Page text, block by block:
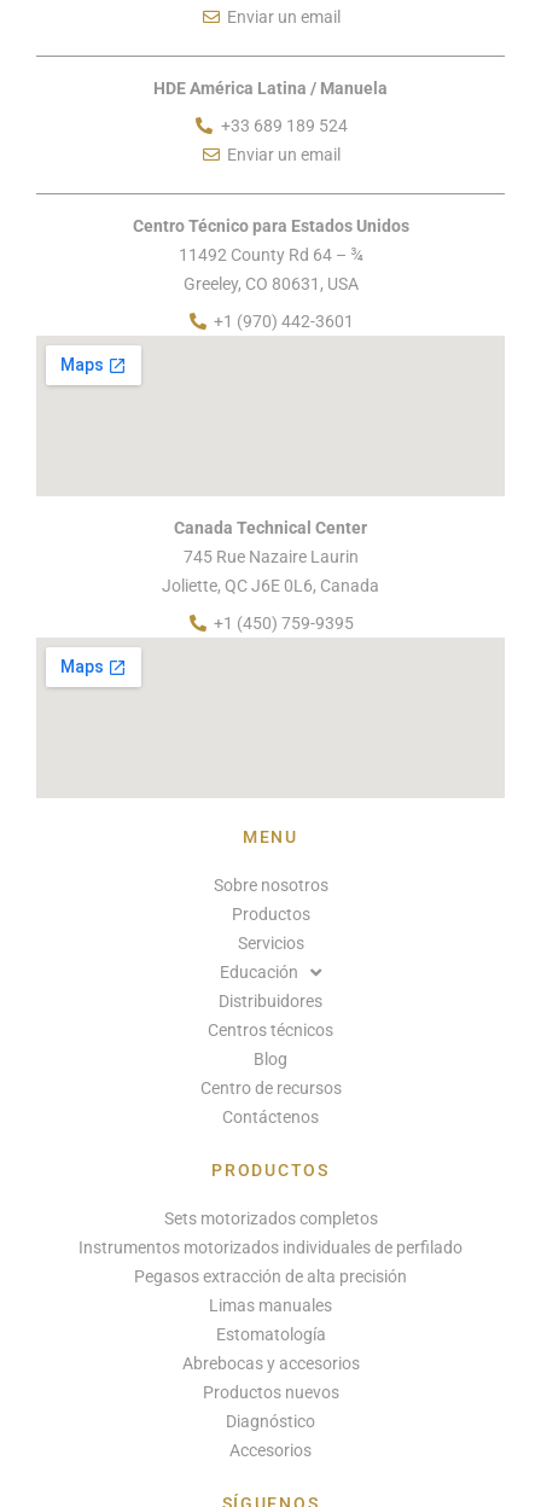
Enviar un email
HDE América Latina / Manuela
+33 689 189 524
Enviar un email
Centro Técnico para Estados Unidos
11492 County Rd 64 – ¾
Greeley, CO 80631, USA
+1 (970) 442-3601
Canada Technical Center
745 Rue Nazaire Laurin
Joliette, QC J6E 0L6, Canada
+1 (450) 759-9395
MENU
Sobre nosotros
Productos
Servicios
Educación
Distribuidores
Centros técnicos
Blog
Centro de recursos
Contáctenos
PRODUCTOS
Sets motorizados completos
Instrumentos motorizados individuales de perfilado
Pegasos extracción de alta precisión
Limas manuales
Estomatología
Abrebocas y accesorios
Productos nuevos
Diagnóstico
Accesorios